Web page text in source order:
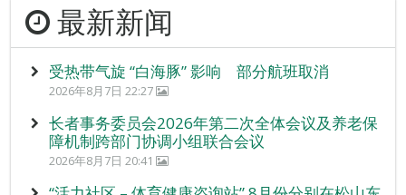
最新新闻
受热带气旋 “白海豚” 影响 部分航班取消
2026年8月7日 22:27
长者事务委员会2026年第二次全体会议及养老保
障机制跨部门协调小组联合会议
2026年8月7日 20:41